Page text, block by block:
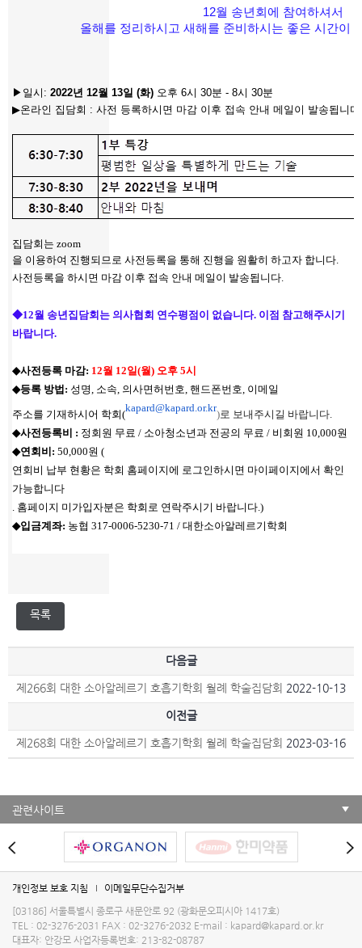
12월 송년회에 참여하셔서
올해를 정리하시고 새해를 준비하시는 좋은 시간이
▶일시: 2022년 12월 13일 (화) 오후 6시 30분 - 8시 30분
▶온라인 집담회 : 사전 등록하시면 마감 이후 접속 안내 메일이 발송됩니
집담회는 zoom
을 이용하여 진행되므로 사전등록을 통해 진행을 원활히 하고자 합니다.
사전등록을 하시면 마감 이후 접속 안내 메일이 발송됩니다.
◆12월 송년집담회는 의사협회 연수평점이 없습니다. 이점 참고해주시기
바랍니다.
◆사전등록 마감: 12월 12일(월) 오후 5시
◆등록 방법 : 성명, 소속, 의사면허번호, 핸드폰번호, 이메일
주소를 기재하시어 학회(
kapard@kapard.or.kr
)로 보내주시길 바랍니다.
◆사전등록비 : 정회원 무료 / 소아청소년과 전공의 무료 / 비회원 10,000원
◆연회비 : 50,000원 (
연회비 납부 현황은 학회 홈페이지에 로그인하시면 마이페이지에서 확인
가능합니다
. 홈페이지 미가입자분은 학회로 연락주시기 바랍니다.)
◆입금계좌: 농협 317-0006-5230-71 / 대한소아알레르기학회
다음글
제266회 대한 소아알레르기 호흡기학회 월례 학술집담회 2022-10-13
이전글
제268회 대한 소아알레르기 호흡기학회 월례 학술집담회 2023-03-16
관련사이트
개인정보 보호 지침
이메일무단수집거부
[03186] 서울특별시 종로구 새문안로 92 (광화문오피시아 1417호)
TEL : 02-3276-2031 FAX : 02-3276-2032 E-mail : kapard@kapard.or.kr
대표자: 안강모 사업자등록번호: 213-82-08787